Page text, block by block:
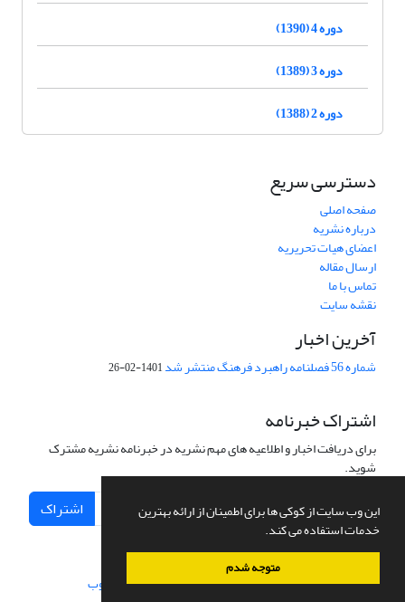
این وب سایت از کوکی ها برای اطمینان از ارائه بهترین
خدمات استفاده می کند.
متوجه شدم
دوره 4 (1390)
دوره 3 (1389)
دوره 2 (1388)
دسترسی سریع
صفحه اصلی
درباره نشریه
اعضای هیات تحریریه
ارسال مقاله
تماس با ما
نقشه سایت
آخرین اخبار
شماره 56 فصلنامه راهبرد فرهنگ منتشر شد 1401-02-26
اشتراک خبرنامه
برای دریافت اخبار و اطلاعیه های مهم نشریه در خبرنامه نشریه مشترک
شوید.
اشتراک
سامانه مدیریت نشریات علمی.طراحی و پیاده سازی از سیناوب